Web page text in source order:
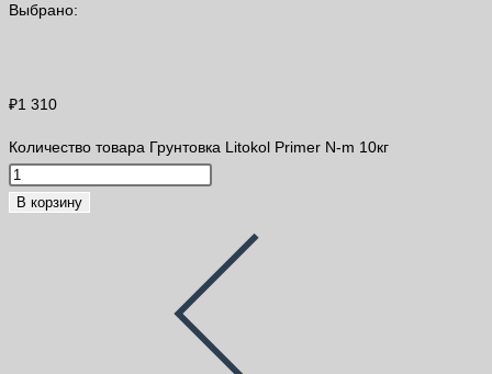
Выбрано:
₽1 310
Количество товара Грунтовка Litokol Primer N-m 10кг
В корзину